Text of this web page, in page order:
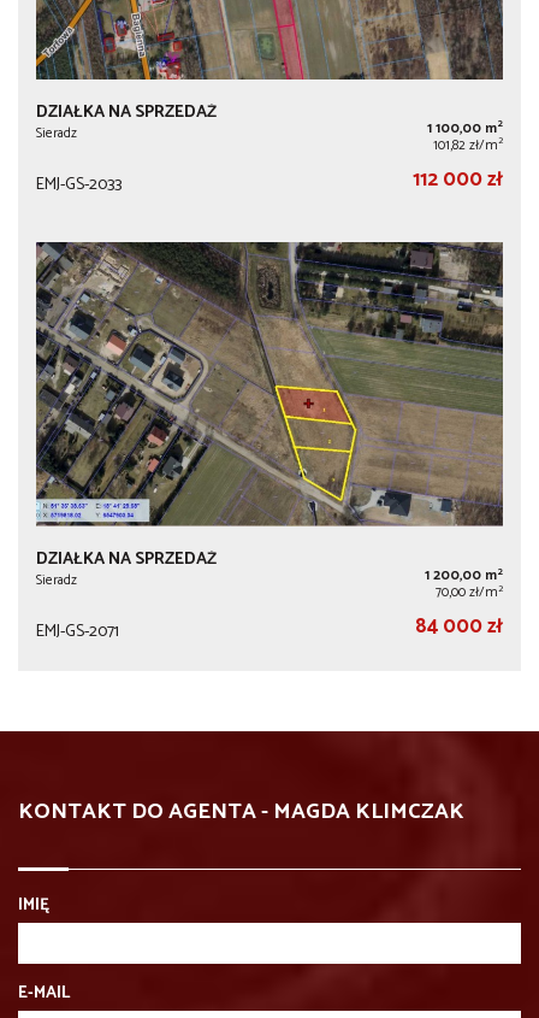
DZIAŁKA NA SPRZEDAŻ
Sieradz 1 100,00 m2
101,82 zł/m2
EMJ-GS-2033 112 000 zł
DZIAŁKA NA SPRZEDAŻ
Sieradz 1 200,00 m2
70,00 zł/m2
EMJ-GS-2071 84 000 zł
KONTAKT DO AGENTA - MAGDA KLIMCZAK
IMIĘ
E-MAIL